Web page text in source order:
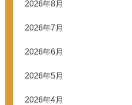
2026年8月
2026年7月
2026年6月
2026年5月
2026年4月